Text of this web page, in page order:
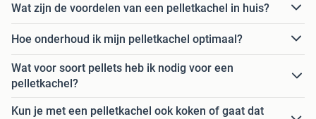
Wat zijn de voordelen van een pelletkachel in huis?
Hoe onderhoud ik mijn pelletkachel optimaal?
Wat voor soort pellets heb ik nodig voor een
pelletkachel?
Kun je met een pelletkachel ook koken of gaat dat